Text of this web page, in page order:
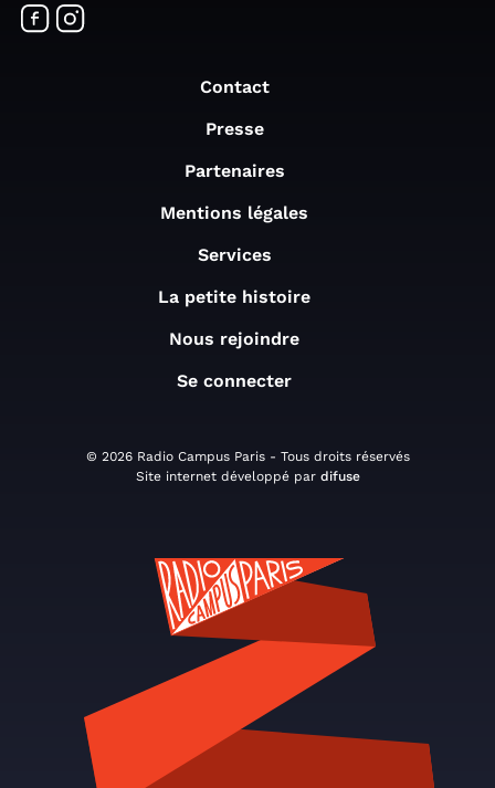
Contact
Presse
Partenaires
Mentions légales
Services
La petite histoire
Nous rejoindre
Se connecter
© 2026 Radio Campus Paris - Tous droits réservés
Site internet développé par difuse